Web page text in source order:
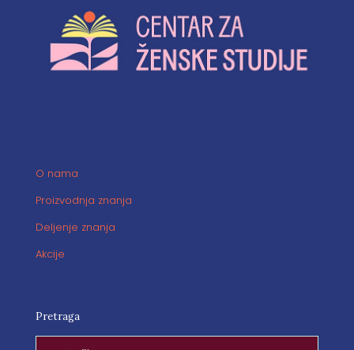
O nama
Proizvodnja znanja
Deljenje znanja
Akcije
Pretraga